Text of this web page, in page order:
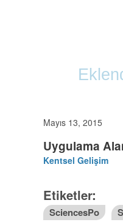
Mayıs 13, 2015
Uygulama
Kentsel Gelişim
Etiketler:
SciencesPo